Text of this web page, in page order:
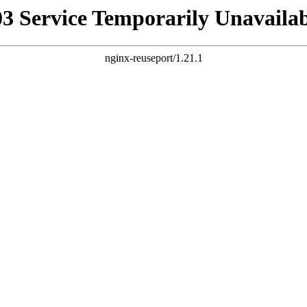
Service Temporarily
nginx-reuseport/1.21.1